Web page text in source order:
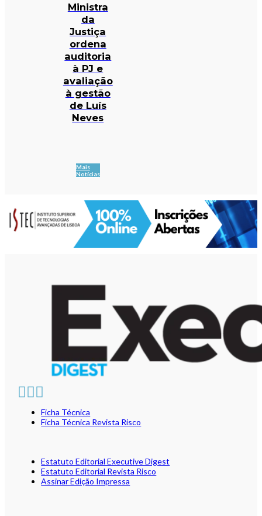
Ministra
da
Justiça
ordena
auditoria
à PJ e
avaliação
à gestão
de Luís
Neves
Mais
Notícias
Ficha Técnica
Ficha Técnica Revista Risco
Estatuto Editorial Executive Digest
Estatuto Editorial Revista Risco
Assinar Edição Impressa